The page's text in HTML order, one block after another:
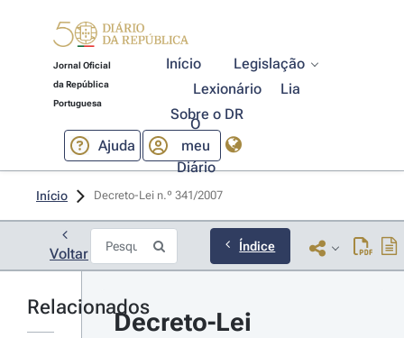
Jornal Oficial
da República
Portuguesa
Início
Legislação
Lexionário
Lia
Sobre o DR
Ajuda
O
meu
Diário
Início Decreto-Lei n.º 341/2007
Voltar Índice
Relacionados
Decreto-Lei